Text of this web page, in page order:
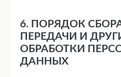
6. ПОРЯДОК
ПЕРЕДАЧИ И
ОБРАБОТКИ
ДАННЫХ